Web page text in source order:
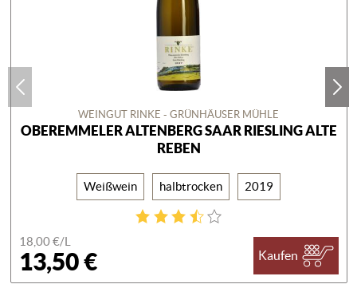
WEINGUT RINKE - GRÜNHÄUSER MÜHLE
OBEREMMELER ALTENBERG SAAR RIESLING ALTE
REBEN
Weißwein halbtrocken 2019
18,00 €/L
13,50 € Kaufen